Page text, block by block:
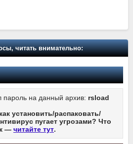
читать внимательно:
пароль на данный архив: rsload
установить/распаковать/
пугает угрозами? Что
— читайте тут.